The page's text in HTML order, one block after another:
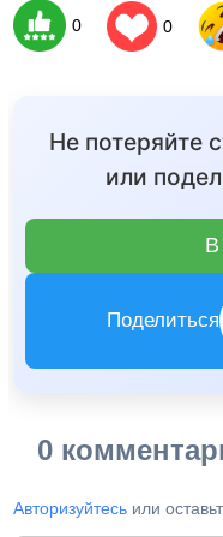
0 0
Не потеряйте
или
В
Поделиться
0
Авторизуйтесь или